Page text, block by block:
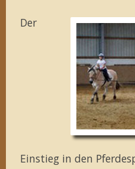
Der
Einstieg in den